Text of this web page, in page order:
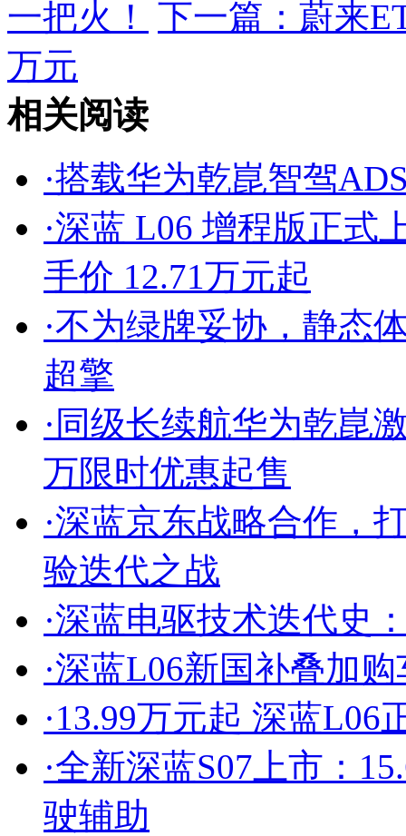
一把火！ 下一篇： 蔚来
万元
相关阅读
·搭载华为乾崑智驾
·深蓝 L06 增程版正式
手价 12.71万元起
·不为绿牌妥协，静态
超擎
· 同级长续航华为乾崑
万限时优惠起售
·深蓝京东战略合作，
验迭代之战
·深蓝电驱技术迭代史
·深蓝L06新国补叠加
·13.99万元起 深蓝L06
·全新深蓝S07上市：
驶辅助